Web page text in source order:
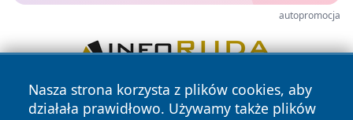
autopromocja
Nasza strona korzysta z plików cookies, aby
działała prawidłowo. Używamy także plików